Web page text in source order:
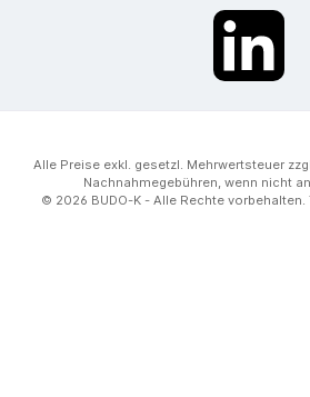
LinkedIn
Alle Preise exkl. gesetzl. Mehrwertsteuer
Nachnahmegebühren, wenn nicht
© 2026 BUDO-K - Alle Rechte vorbehalten.